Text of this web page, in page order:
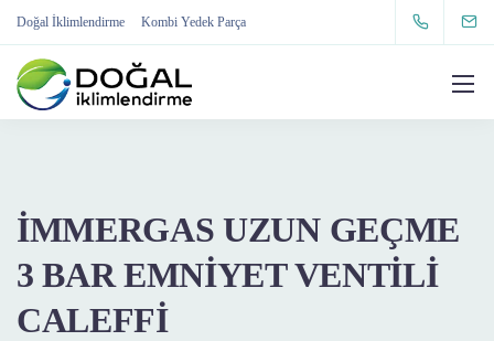
Doğal İklimlendirme Kombi Yedek Parça
İMMERGAS UZUN GEÇME
3 BAR EMNİYET VENTİLİ
CALEFFİ